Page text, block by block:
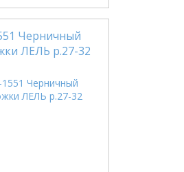
Черничный
ЛЕЛЬ р.27-32